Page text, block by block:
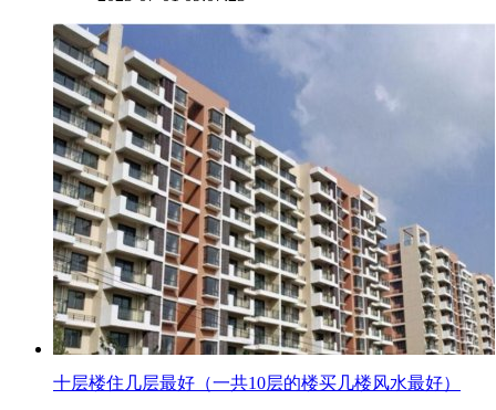
​十层楼住几层最好（一共10层的楼买几楼风水最好）